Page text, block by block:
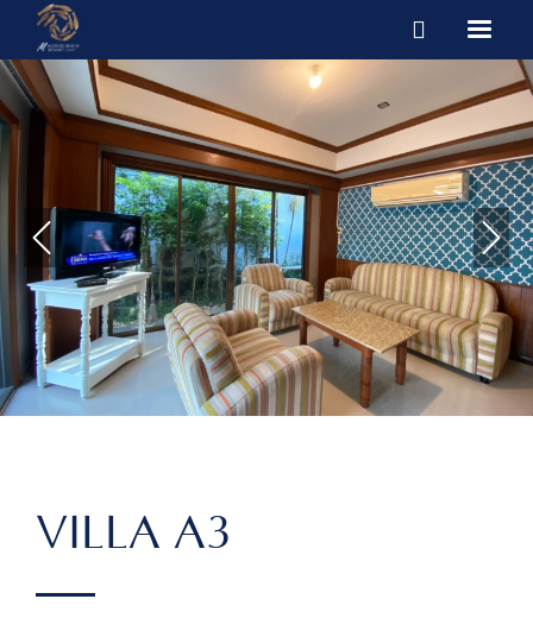
VILLA A3